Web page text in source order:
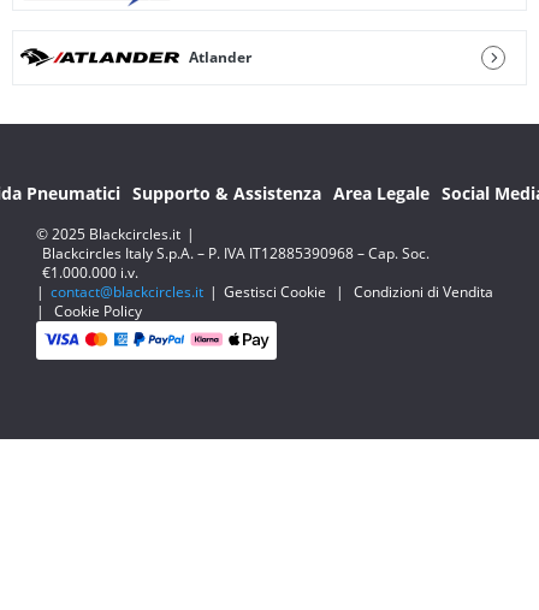
Atlander
Pneumatici Supporto & Assistenza Area Legale Social
© 2025 Blackcircles.it |
Blackcircles Italy S.p.A. – P. IVA IT12885390968 – Cap. Soc.
€1.000.000 i.v.
| contact@blackcircles.it | Gestisci Cookie |
Condizioni di Vendita
|
Cookie Policy